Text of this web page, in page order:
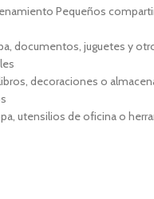
Pequeños
documentos, juguetes y
decoraciones o
utensilios de oficina o